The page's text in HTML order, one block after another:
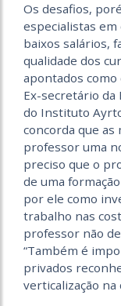
Os desafios,
especialistas em
baixos salários,
qualidade dos
apontados como
Ex-secretário da
do Instituto
concorda que as
professor uma
preciso que o
de uma
por ele como
trabalho nas
professor não
“Também é
privados
verticalização na